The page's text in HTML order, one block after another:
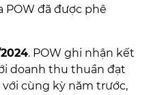
POW đã được phê
. POW ghi nhận kết
doanh thu thuần đạt
với cùng kỳ năm trước,